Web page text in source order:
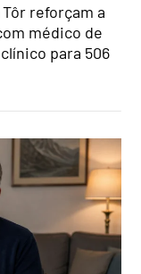
reforçam a
médico de
para 506